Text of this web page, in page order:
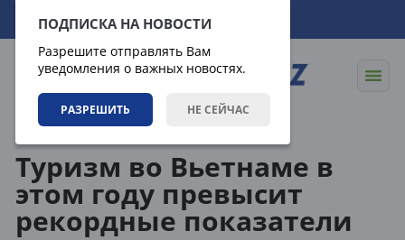
ПОДПИСКА НА НОВОСТИ
Разрешите отправлять Вам
уведомления о важных новостях.
РАЗРЕШИТЬ НЕ СЕЙЧАС
07.08.2026 03:28:16
Туризм во Вьетнаме в
этом году превысит
рекордные показатели